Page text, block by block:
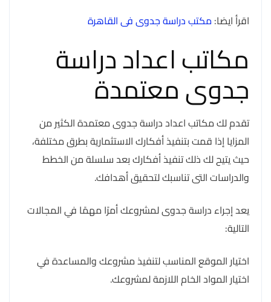
اقرأ ايضا: مكتب دراسة جدوى فى القاهرة
مكاتب اعداد دراسة
جدوى معتمدة
تقدم لك مكاتب اعداد دراسة جدوى معتمدة الكثير من
المزايا إذا قمت بتنفيذ أفكارك الاستثمارية بطرق مختلفة،
حيث يتيح لك ذلك تنفيذ أفكارك بعد سلسلة من الخطط
والدراسات التى تناسبك لتحقيق أهدافك.
يعد إجراء دراسة جدوى لمشروعك أمرًا مهمًا في المجالات
التالية:
اختيار الموقع المناسب لتنفيذ مشروعك والمساعدة في
اختيار المواد الخام اللازمة لمشروعك.